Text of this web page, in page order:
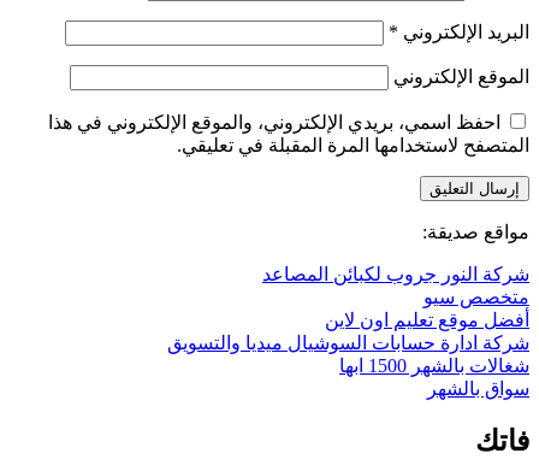
البريد الإلكتروني *
الموقع الإلكتروني
احفظ اسمي، بريدي الإلكتروني، والموقع الإلكتروني في هذا
المتصفح لاستخدامها المرة المقبلة في تعليقي.
مواقع صديقة:
شركة النور جروب لكبائن المصاعد
متخصص سيو
أفضل موقع تعليم اون لاين
شركة ادارة حسابات السوشيال ميديا والتسويق
شغالات بالشهر 1500 ابها
سواق بالشهر
فاتك